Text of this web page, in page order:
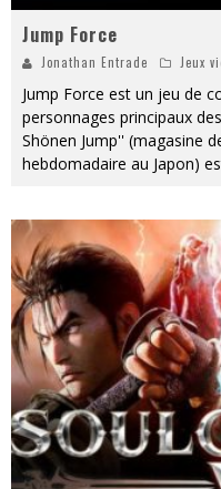
Jump Force
Jonathan Entrade Jeux
Jump Force est un jeu de
personnages principaux
Shönen Jump'' (magasine
hebdomadaire au Japon)